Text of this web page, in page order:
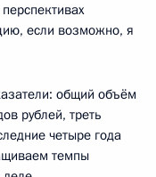
если возможно, я
общий объём
рублей, треть
четыре года
темпы